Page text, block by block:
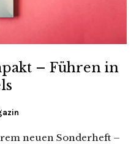
– Führen in
neuen Sonderheft –